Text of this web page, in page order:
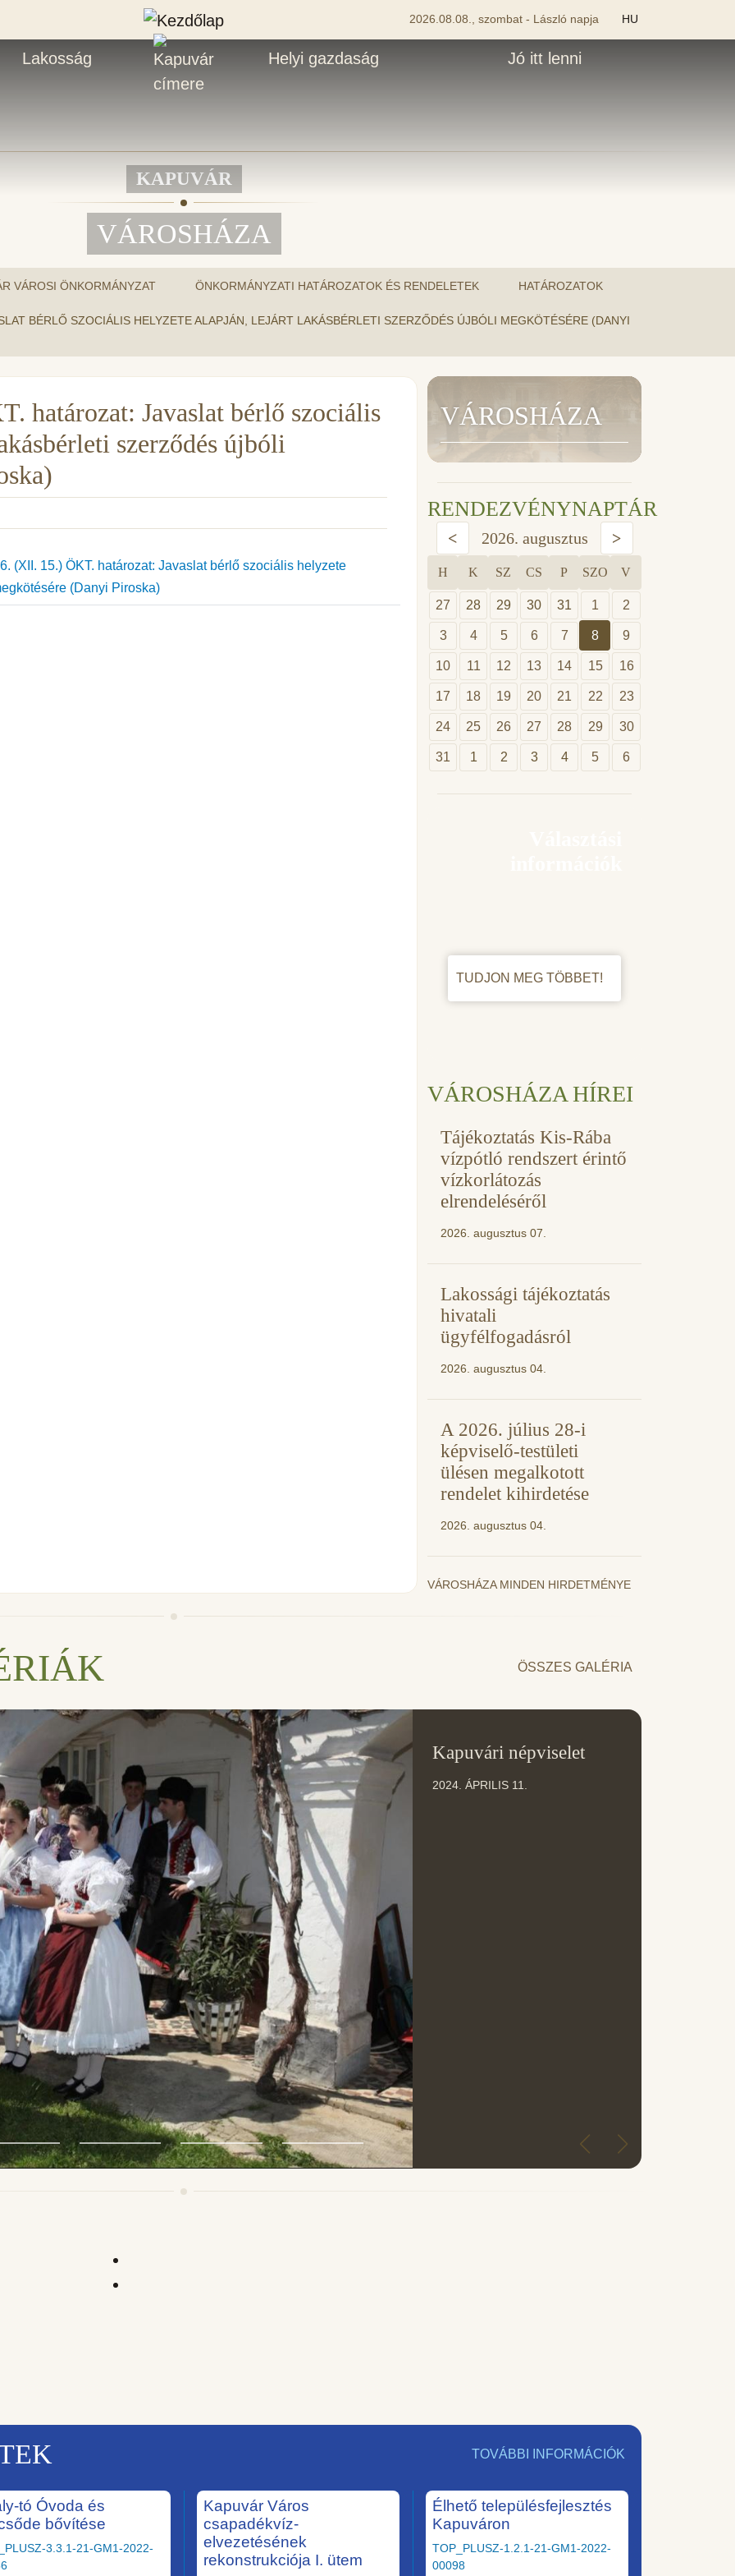
2026.08.08., szombat - László napja HU
Lakosság Helyi gazdaság Jó itt lenni
KAPUVÁR
VÁROSHÁZA
VÁROSI ÖNKORMÁNYZAT ÖNKORMÁNYZATI HATÁROZATOK ÉS RENDELETEK
HATÁROZATOK
BÉRLŐ SZOCIÁLIS HELYZETE ALAPJÁN, LEJÁRT LAKÁSBÉRLETI SZERZŐDÉS ÚJBÓLI MEGKÖTÉSÉRE (DANYI
határozat: Javaslat bérlő szociális
szerződés újbóli
(XII. 15.) ÖKT. határozat: Javaslat bérlő szociális helyzete
(Danyi Piroska)
VÁROSHÁZA
RENDEZVÉNYNAPTÁR
< 2026. augusztus >
H K SZ CS P SZO V
27 28 29 30 31 1 2
3 4 5 6 7 8 9
10 11 12 13 14 15 16
17 18 19 20 21 22 23
24 25 26 27 28 29 30
31 1 2 3 4 5 6
TUDJON MEG TÖBBET!
VÁROSHÁZA HÍREI
Tájékoztatás Kis-Rába
vízpótló rendszert érintő
vízkorlátozás
elrendeléséről
2026. augusztus 07.
Lakossági tájékoztatás
hivatali
ügyfélfogadásról
2026. augusztus 04.
A 2026. július 28-i
képviselő-testületi
ülésen megalkotott
rendelet kihirdetése
2026. augusztus 04.
VÁROSHÁZA MINDEN HIRDETMÉNYE
ÖSSZES GALÉRIA
Kapuvári népviselet
2024. ÁPRILIS 11.
TOVÁBBI INFORMÁCIÓK
tó Óvoda és
bővítése
3.3.1-21-GM1-2022-
Kapuvár Város
csapadékvíz-
elvezetésének
rekonstrukciója I. ütem
Élhető településfejlesztés
Kapuváron
TOP_PLUSZ-1.2.1-21-GM1-2022-
00098